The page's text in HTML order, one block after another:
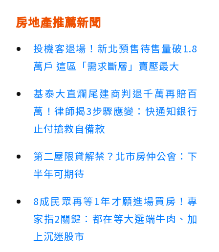
房地產推薦新聞
投機客退場！新北預售待售量破1.8
萬戶 這區「需求斷層」賣壓最大
基泰大直爛尾建商判退千萬再賠百
萬！律師揭3步驟應變：快通知銀行
止付搶救自備款
第二屋限貸解禁？北市房仲公會：下
半年可期待
8成民眾再等1年才願進場買房！專
家指2關鍵：都在等大選端牛肉、加
上沉迷股市